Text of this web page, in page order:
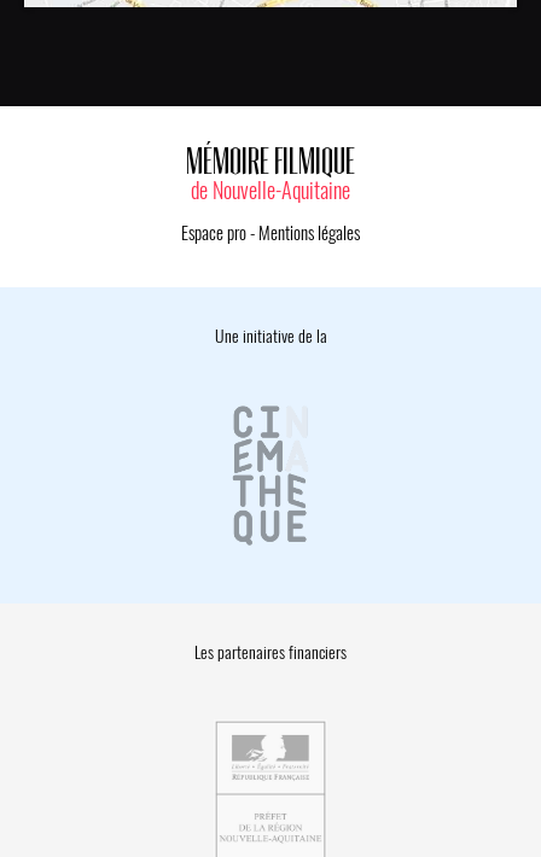
MÉMOIRE FILMIQUE
de Nouvelle-Aquitaine
Espace pro- Mentions légales
Une initiative de la
Les partenaires financiers